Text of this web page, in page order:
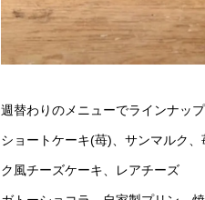
週替わりのメニューでラインナッ
ショートケーキ(苺)、サンマルク
ク風チーズケーキ、レアチーズ